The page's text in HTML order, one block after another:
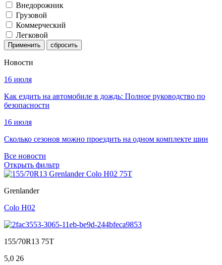
Внедорожник
Грузовой
Коммерческий
Легковой
Применить
Новости
16 июля
Как ездить на автомобиле в дождь: Полное руководство по
безопасности
16 июля
Сколько сезонов можно проездить на одном комплекте шин
Все новости
Открыть фильтр
Grenlander
Colo H02
155/70R13 75T
5,0 26